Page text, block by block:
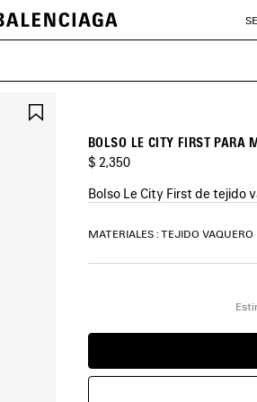
FAVORITOSBOLSO LE CITY FIRST PARA
$ 2,350
Bolso Le City First de tejido
COLORES
MATERIALES : TEJIDO VAQUERO